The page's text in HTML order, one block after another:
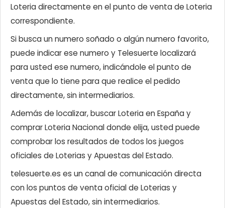
Loteria directamente en el punto de venta de Loteria
correspondiente.
Si busca un numero soñado o algún numero favorito,
puede indicar ese numero y Telesuerte localizará
para usted ese numero, indicándole el punto de
venta que lo tiene para que realice el pedido
directamente, sin intermediarios.
Además de localizar, buscar Loteria en España y
comprar Loteria Nacional donde elija, usted puede
comprobar los resultados de todos los juegos
oficiales de Loterias y Apuestas del Estado.
telesuerte.es es un canal de comunicación directa
con los puntos de venta oficial de Loterias y
Apuestas del Estado, sin intermediarios.